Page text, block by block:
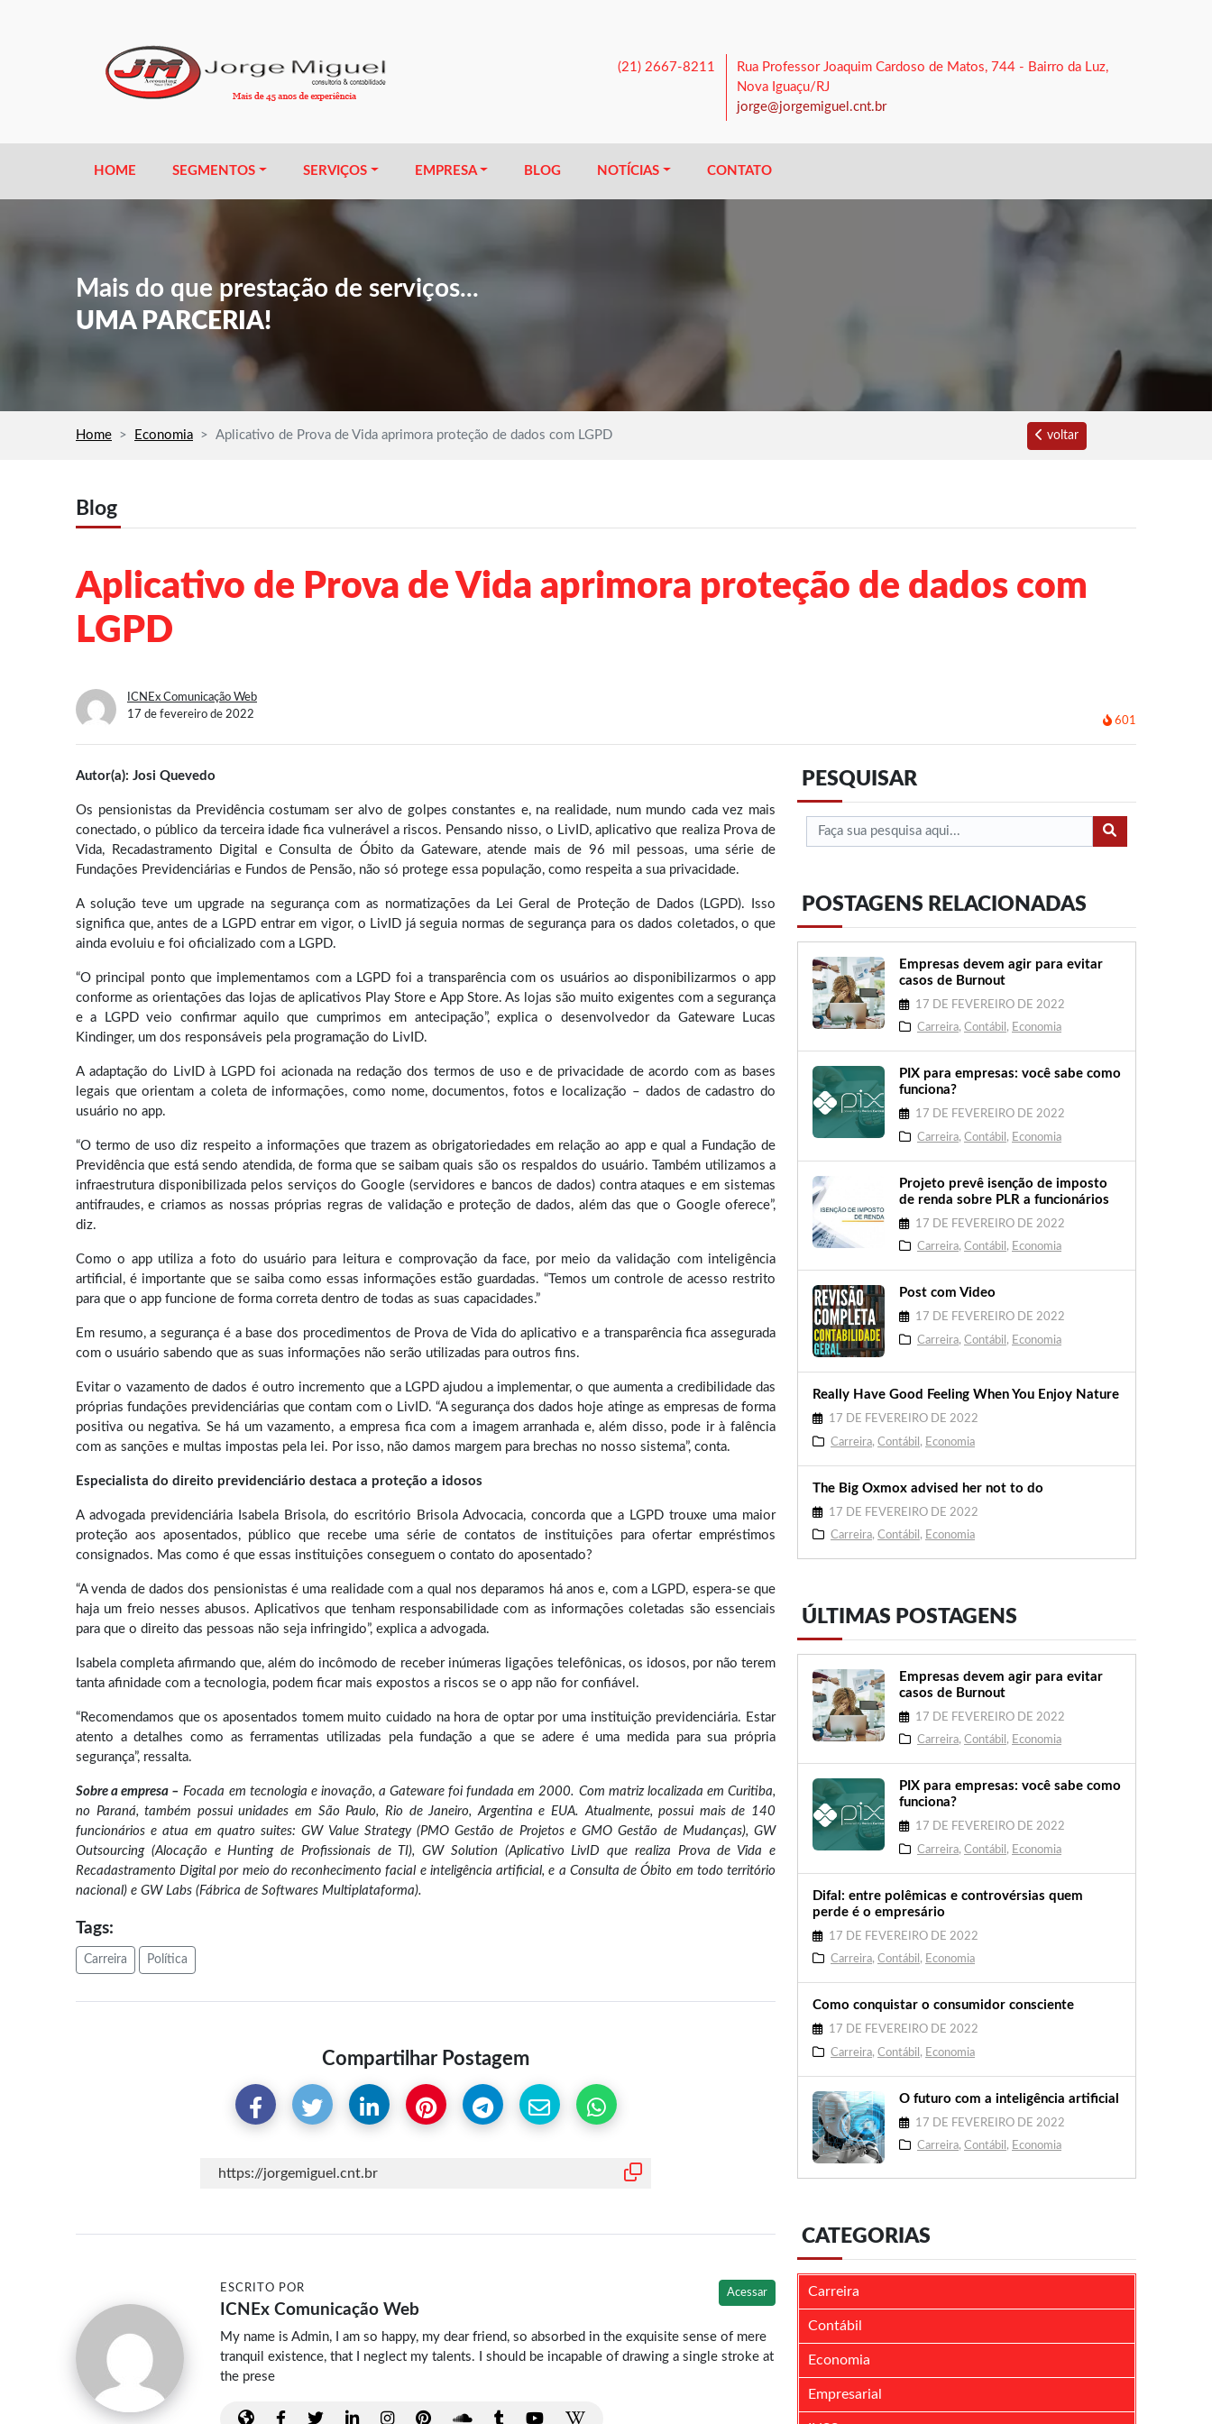
Rua Professor Joaquim Cardoso de Matos, 744 - Bairro da Luz,
Nova Iguaçu/RJ
jorge@jorgemiguel.cnt.br
(21) 2667-8211
HOME SEGMENTOS SERVIÇOS EMPRESA BLOG NOTÍCIAS CONTATO
Mais do que prestação de serviços...
UMA PARCERIA!
Home Economia Aplicativo de Prova de Vida aprimora proteção de dados com LGPD voltar
Blog
Aplicativo de Prova de Vida aprimora proteção de dados com
LGPD
ICNEx Comunicação Web
17 de fevereiro de 2022
601
Autor(a): Josi Quevedo
Os pensionistas da Previdência costumam ser alvo de golpes constantes e, na realidade, num mundo cada vez mais
conectado, o público da terceira idade fica vulnerável a riscos. Pensando nisso, o LivID, aplicativo que realiza Prova de
Vida, Recadastramento Digital e Consulta de Óbito da Gateware, atende mais de 96 mil pessoas, uma série de
Fundações Previdenciárias e Fundos de Pensão, não só protege essa população, como respeita a sua privacidade.
A solução teve um upgrade na segurança com as normatizações da Lei Geral de Proteção de Dados (LGPD). Isso
significa que, antes de a LGPD entrar em vigor, o LivID já seguia normas de segurança para os dados coletados, o que
ainda evoluiu e foi oficializado com a LGPD.
“O principal ponto que implementamos com a LGPD foi a transparência com os usuários ao disponibilizarmos o app
conforme as orientações das lojas de aplicativos Play Store e App Store. As lojas são muito exigentes com a segurança
e a LGPD veio confirmar aquilo que cumprimos em antecipação”, explica o desenvolvedor da Gateware Lucas
Kindinger, um dos responsáveis pela programação do LivID.
A adaptação do LivID à LGPD foi acionada na redação dos termos de uso e de privacidade de acordo com as bases
legais que orientam a coleta de informações, como nome, documentos, fotos e localização – dados de cadastro do
usuário no app.
“O termo de uso diz respeito a informações que trazem as obrigatoriedades em relação ao app e qual a Fundação de
Previdência que está sendo atendida, de forma que se saibam quais são os respaldos do usuário. Também utilizamos a
infraestrutura disponibilizada pelos serviços do Google (servidores e bancos de dados) contra ataques e em sistemas
antifraudes, e criamos as nossas próprias regras de validação e proteção de dados, além das que o Google oferece”,
diz.
Como o app utiliza a foto do usuário para leitura e comprovação da face, por meio da validação com inteligência
artificial, é importante que se saiba como essas informações estão guardadas. “Temos um controle de acesso restrito
para que o app funcione de forma correta dentro de todas as suas capacidades.”
Em resumo, a segurança é a base dos procedimentos de Prova de Vida do aplicativo e a transparência fica assegurada
com o usuário sabendo que as suas informações não serão utilizadas para outros fins.
Evitar o vazamento de dados é outro incremento que a LGPD ajudou a implementar, o que aumenta a credibilidade das
próprias fundações previdenciárias que contam com o LivID. “A segurança dos dados hoje atinge as empresas de forma
positiva ou negativa. Se há um vazamento, a empresa fica com a imagem arranhada e, além disso, pode ir à falência
com as sanções e multas impostas pela lei. Por isso, não damos margem para brechas no nosso sistema”, conta.
Especialista do direito previdenciário destaca a proteção a idosos
A advogada previdenciária Isabela Brisola, do escritório Brisola Advocacia, concorda que a LGPD trouxe uma maior
proteção aos aposentados, público que recebe uma série de contatos de instituições para ofertar empréstimos
consignados. Mas como é que essas instituições conseguem o contato do aposentado?
“A venda de dados dos pensionistas é uma realidade com a qual nos deparamos há anos e, com a LGPD, espera-se que
haja um freio nesses abusos. Aplicativos que tenham responsabilidade com as informações coletadas são essenciais
para que o direito das pessoas não seja infringido”, explica a advogada.
Isabela completa afirmando que, além do incômodo de receber inúmeras ligações telefônicas, os idosos, por não terem
tanta afinidade com a tecnologia, podem ficar mais expostos a riscos se o app não for confiável.
“Recomendamos que os aposentados tomem muito cuidado na hora de optar por uma instituição previdenciária. Estar
atento a detalhes como as ferramentas utilizadas pela fundação a que se adere é uma medida para sua própria
segurança”, ressalta.
Sobre a empresa – Focada em tecnologia e inovação, a Gateware foi fundada em 2000. Com matriz localizada em Curitiba,
no Paraná, também possui unidades em São Paulo, Rio de Janeiro, Argentina e EUA. Atualmente, possui mais de 140
funcionários e atua em quatro suites: GW Value Strategy (PMO Gestão de Projetos e GMO Gestão de Mudanças), GW
Outsourcing (Alocação e Hunting de Profissionais de TI), GW Solution (Aplicativo LivID que realiza Prova de Vida e
Recadastramento Digital por meio do reconhecimento facial e inteligência artificial, e a Consulta de Óbito em todo território
nacional) e GW Labs (Fábrica de Softwares Multiplataforma).
Tags:
Carreira Política
Compartilhar Postagem
Acessar
ESCRITO POR
ICNEx Comunicação Web
My name is Admin, I am so happy, my dear friend, so absorbed in the exquisite sense of mere
tranquil existence, that I neglect my talents. I should be incapable of drawing a single stroke at
the prese
PESQUISAR
POSTAGENS RELACIONADAS
Empresas devem agir para evitar
casos de Burnout
17 DE FEVEREIRO DE 2022
Carreira, Contábil , Economia
PIX para empresas: você sabe como
funciona?
17 DE FEVEREIRO DE 2022
Carreira, Contábil , Economia
Projeto prevê isenção de imposto
de renda sobre PLR a funcionários
17 DE FEVEREIRO DE 2022
Carreira, Contábil , Economia
Post com Video
17 DE FEVEREIRO DE 2022
Carreira, Contábil , Economia
Really Have Good Feeling When You Enjoy Nature
17 DE FEVEREIRO DE 2022
Carreira, Contábil , Economia
The Big Oxmox advised her not to do
17 DE FEVEREIRO DE 2022
Carreira, Contábil , Economia
ÚLTIMAS POSTAGENS
Empresas devem agir para evitar
casos de Burnout
17 DE FEVEREIRO DE 2022
Carreira, Contábil , Economia
PIX para empresas: você sabe como
funciona?
17 DE FEVEREIRO DE 2022
Carreira, Contábil , Economia
Difal: entre polêmicas e controvérsias quem
perde é o empresário
17 DE FEVEREIRO DE 2022
Carreira, Contábil , Economia
Como conquistar o consumidor consciente
17 DE FEVEREIRO DE 2022
Carreira, Contábil , Economia
O futuro com a inteligência artificial
17 DE FEVEREIRO DE 2022
Carreira, Contábil , Economia
CATEGORIAS
Carreira
Contábil
Economia
Empresarial